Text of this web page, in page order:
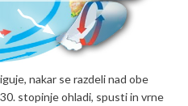
nakar se razdeli nad obe
stopinje ohladi, spusti in vrne